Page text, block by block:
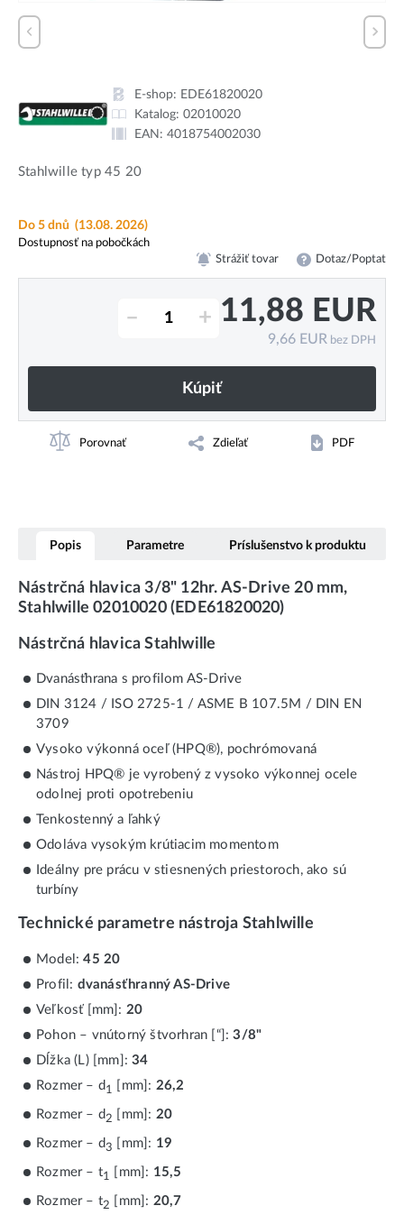
E-shop: EDE61820020
Katalog: 02010020
EAN: 4018754002030
Stahlwille typ 45 20
Do 5 dnů (13.08. 2026)
Dostupnosť na pobočkách
Strážiť tovar Dotaz/Poptat
– + 11,88 EUR
9,66 EUR bez DPH
Kúpiť
Porovnať Zdieľať PDF
Popis Parametre Príslušenstvo k produktu
Nástrčná hlavica 3/8" 12hr. AS-Drive 20 mm,
Stahlwille 02010020 (EDE61820020)
Nástrčná hlavica Stahlwille
Dvanásťhrana s profilom AS-Drive
DIN 3124 / ISO 2725-1 / ASME B 107.5M / DIN EN
3709
Vysoko výkonná oceľ (HPQ®), pochrómovaná
Nástroj HPQ® je vyrobený z vysoko výkonnej ocele
odolnej proti opotrebeniu
Tenkostenný a ľahký
Odoláva vysokým krútiacim momentom
Ideálny pre prácu v stiesnených priestoroch, ako sú
turbíny
Technické parametre nástroja Stahlwille
Model:45 20
Profil: dvanásťhranný AS-Drive
Veľkosť [mm]: 20
Pohon – vnútorný štvorhran [“]:3/8"
Dĺžka (L) [mm]:34
Rozmer – d1 [mm]: 26,2
Rozmer – d2 [mm]: 20
Rozmer – d3 [mm]: 19
Rozmer – t1 [mm]: 15,5
Rozmer – t2 [mm]: 20,7